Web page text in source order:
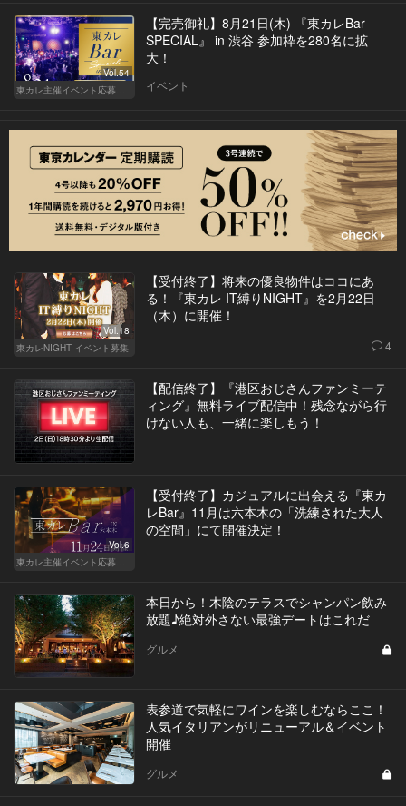
Vol.54
東カレ主催イベント応募詳細記事一覧
【完売御礼】8月21日(木) 『東カレBar
SPECIAL』 in 渋谷 参加枠を280名に拡
大！
イベント
Vol.18
東カレNIGHT イベント募集
【受付終了】将来の優良物件はココにあ
る！『東カレ IT縛りNIGHT』を2月22日
（木）に開催！
4
【配信終了】『港区おじさんファンミーテ
ィング』無料ライブ配信中！残念ながら行
けない人も、一緒に楽しもう！
Vol.6
東カレ主催イベント応募詳細記事一覧
【受付終了】カジュアルに出会える『東カ
レBar』11月は六本木の「洗練された大人
の空間」にて開催決定！
本日から！木陰のテラスでシャンパン飲み
放題♪絶対外さない最強デートはこれだ
グルメ
表参道で気軽にワインを楽しむならここ！
人気イタリアンがリニューアル＆イベント
開催
グルメ